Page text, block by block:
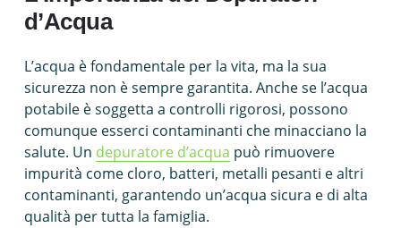
d’Acqua
L’acqua è fondamentale per la vita, ma la sua
sicurezza non è sempre garantita. Anche se l’acqua
potabile è soggetta a controlli rigorosi, possono
comunque esserci contaminanti che minacciano la
salute. Un depuratore d’acqua può rimuovere
impurità come cloro, batteri, metalli pesanti e altri
contaminanti, garantendo un’acqua sicura e di alta
qualità per tutta la famiglia.